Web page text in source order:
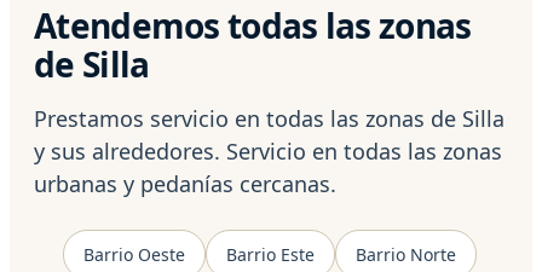
Atendemos todas las zonas
de Silla
Prestamos servicio en todas las zonas de Silla
y sus alrededores. Servicio en todas las zonas
urbanas y pedanías cercanas.
Barrio Oeste Barrio Este Barrio Norte